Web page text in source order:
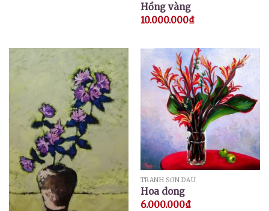
Hồng vàng
10.000.000₫
TRANH SƠN DẦU
Hoa dong
6.000.000₫